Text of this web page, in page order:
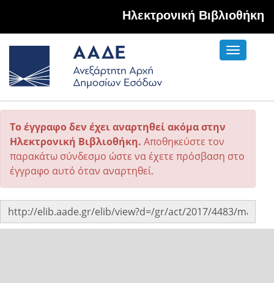
Hλεκτρονική Βιβλιοθήκη
Toggle
Το έγγραφο δεν έχει αναρτηθεί ακόμα στην
Ηλεκτρονική Βιβλιοθήκη. Αποθηκεύστε τον
παρακάτω σύνδεσμο ώστε να έχετε πρόσβαση στο
έγγραφο αυτό όταν αναρτηθεί.